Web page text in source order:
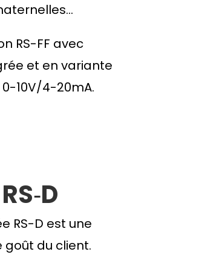
RS-FF avec
et en variante
10V/4-20mA.
RS-D est une
du client.